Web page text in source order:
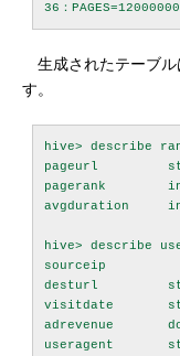
生成されたテーブル
す。
hive> describe
pageurl		string
pagerank	int
avgduration	int
hive> describe
sourceip		string
desturl		string
visitdate	string
adrevenue	double
useragent	string